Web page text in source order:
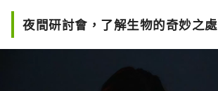
夜間研討會，了解生物的奇妙之處